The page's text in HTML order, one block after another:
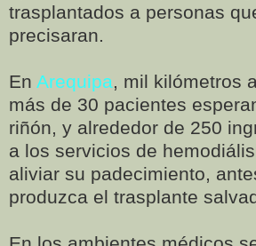
trasplantados a personas
precisaran.
En Arequipa, mil kilómetros
más de 30 pacientes
riñón, y alrededor de 250
a los servicios de
aliviar su padecimiento,
produzca el trasplante